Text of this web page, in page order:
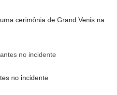
cerimônia de Grand Venis na
no incidente